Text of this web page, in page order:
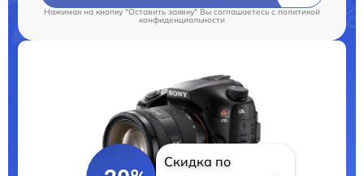
Нажимая на кнопку "Оставить заявку" Вы соглашаетесь c политикой
конфиденциальности
Скидка по